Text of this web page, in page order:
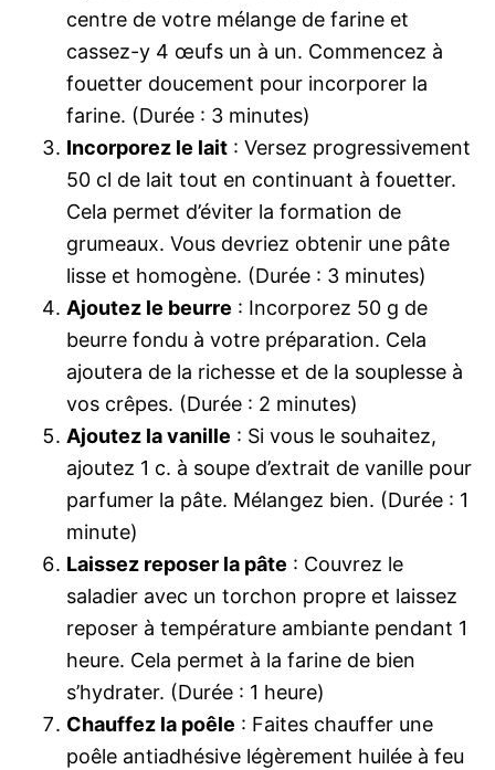
centre de votre mélange de farine et
cassez-y 4 œufs un à un. Commencez à
fouetter doucement pour incorporer la
farine. (Durée : 3 minutes)
Incorporez le lait : Versez progressivement
50 cl de lait tout en continuant à fouetter.
Cela permet d’éviter la formation de
grumeaux. Vous devriez obtenir une pâte
lisse et homogène. (Durée : 3 minutes)
Ajoutez le beurre : Incorporez 50 g de
beurre fondu à votre préparation. Cela
ajoutera de la richesse et de la souplesse à
vos crêpes. (Durée : 2 minutes)
Ajoutez la vanille : Si vous le souhaitez,
ajoutez 1 c. à soupe d’extrait de vanille pour
parfumer la pâte. Mélangez bien. (Durée : 1
minute)
Laissez reposer la pâte : Couvrez le
saladier avec un torchon propre et laissez
reposer à température ambiante pendant 1
heure. Cela permet à la farine de bien
s’hydrater. (Durée : 1 heure)
Chauffez la poêle : Faites chauffer une
poêle antiadhésive légèrement huilée à feu